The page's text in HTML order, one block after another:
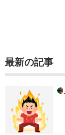
最新の記事